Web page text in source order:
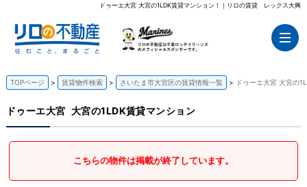
ドゥーエ大宮 大宮の1LDK賃貸マンション！｜リロの賃貸 レックス大興
TOPページ 賃貸物件検索 さいたま市大宮区の賃貸情報一覧 ドゥーエ大宮 大宮の
ドゥーエ大宮 大宮の1LDK賃貸マンション
こちらの物件は掲載が終了しています。